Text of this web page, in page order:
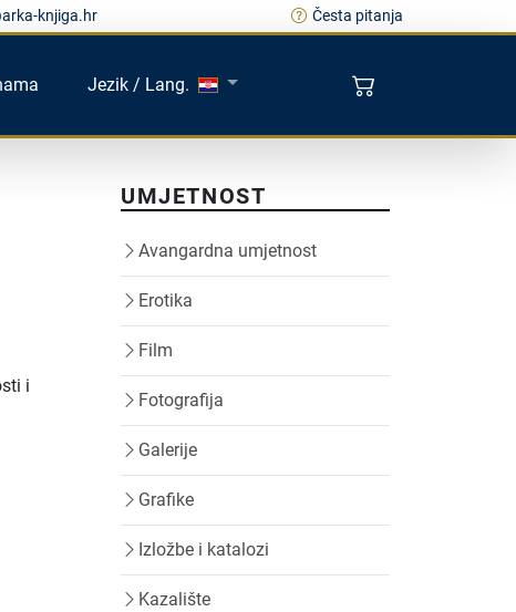
knjiga.hr Česta pitanja
Jezik / Lang.
i
UMJETNOST
Avangardna umjetnost
Erotika
Film
Fotografija
Galerije
Grafike
Izložbe i katalozi
Kazalište